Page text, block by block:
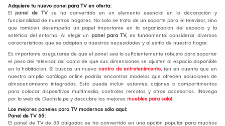
Adquiere tu nuevo panel para TV en oferta:
El panel de TV se ha convertido en un elemento esencial en la decoración y
funcionalidad de nuestros hogares. No solo se trata de un soporte para el televisor, sino
que también desempeña un papel importante en la organización del espacio y la
estética del entorno. Al elegir un panel para TV,es fundamental considerar diversas
características que se adapten a nuestras necesidades y al estilo de nuestro hogar.
Es importante asegurarse de que el panel sea lo suficientemente robusto para soportar
el peso del televisor, así como de que sus dimensiones se ajusten al espacio disponible
en la habitación. Si buscas un nuevo centro de entretenimiento, ten en cuenta que en
nuestro amplio catálogo online podrás encontrar modelos que ofrecen soluciones de
almacenamiento integradas. Esto puede incluir estantes, cajones o compartimentos
para colocar dispositivos multimedia, controles remotos y otros accesorios. ¡Navega
por la web de Oechsle.pe y descubre los mejores muebles para sala!.
Los mejores paneles para TV modernos sólo aquí:
Panel de TV 55:
El panel de TV de 55 pulgadas se ha convertido en una opción popular para muchos